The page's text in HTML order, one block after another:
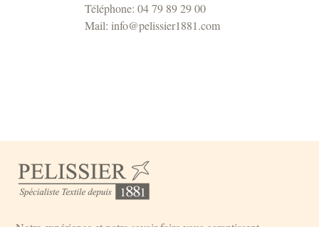
Téléphone: 04 79 89 29 00
Mail: info@pelissier1881.com